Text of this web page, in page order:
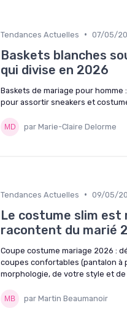
Tendances Actuelles • 07/05/
Baskets blanches
qui divise en 2026
Baskets de mariage pour
pour assortir sneakers et
par Marie-Claire Delorme
Tendances Actuelles • 09/05/
Le costume slim est
racontent du marié
Coupe costume mariage 2026 :
coupes confortables (pantalon à
morphologie, de votre style et
par Martin Beaumanoir